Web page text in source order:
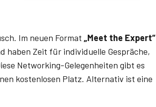
Im neuen Format „Meet the Expert“
haben Zeit für individuelle Gespräche,
Networking-Gelegenheiten gibt es
kostenlosen Platz. Alternativ ist eine